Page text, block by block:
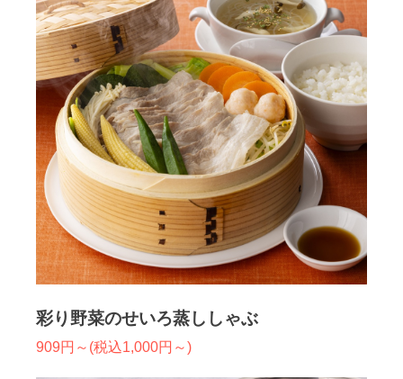
彩り野菜のせいろ蒸ししゃぶ
909円～(税込1,000円～)